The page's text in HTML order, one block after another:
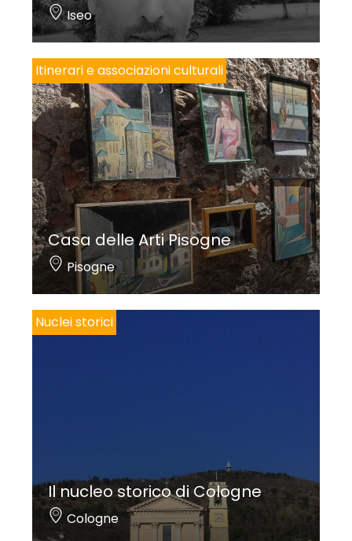
Iseo
Itinerari e associazioni culturali
Casa delle Arti Pisogne
Pisogne
Nuclei storici
Il nucleo storico di Cologne
Cologne